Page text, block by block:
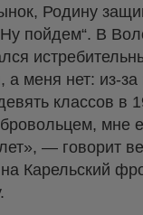
Родину
пойдем“. В
а меня нет: из-за
классов в
мне
— говорит
Карельский